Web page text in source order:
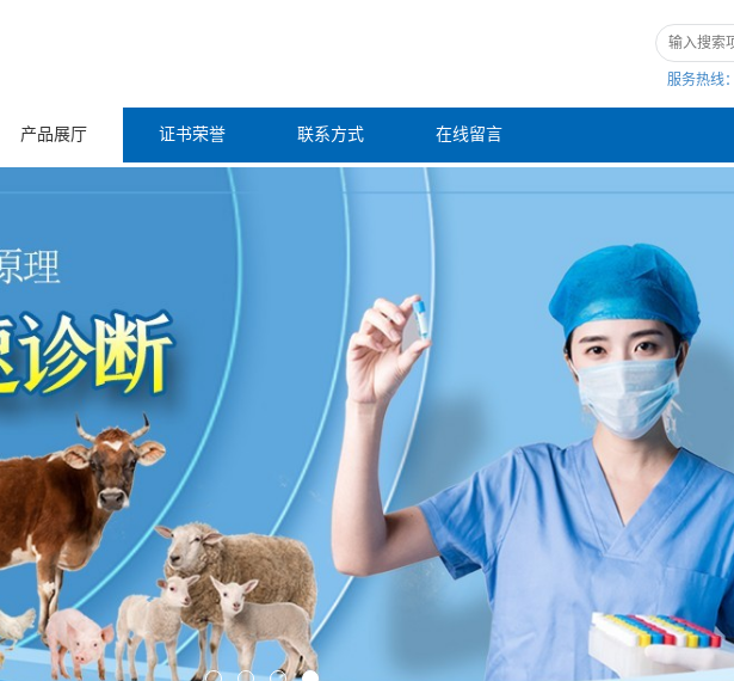
服务热线：
产品展厅 证书荣誉 联系方式 在线留言